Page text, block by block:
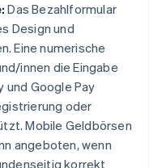
Das Bezahlformular
Design und
Eine numerische
innen die Eingabe
und Google Pay
oder
Mobile Geldbörsen
angeboten, wenn
korrekt